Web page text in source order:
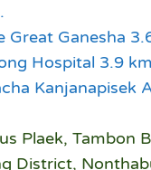
Great Ganesha
Hospital 3.9
Kanjanapisek
Plaek, Tambon
District,